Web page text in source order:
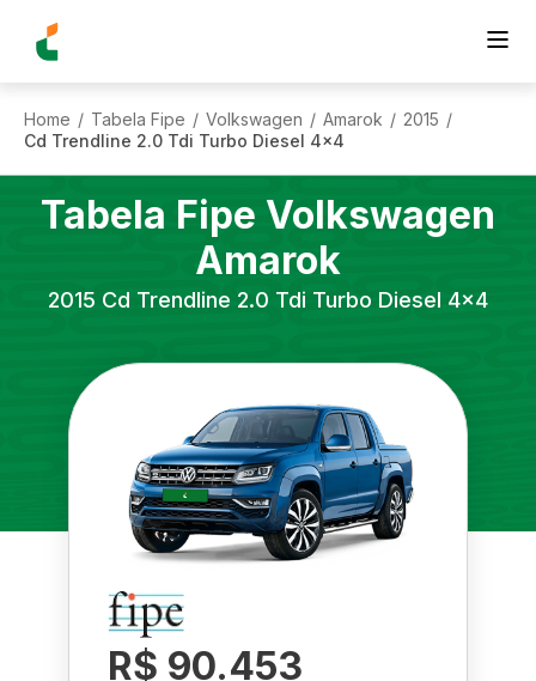
Home / Tabela Fipe / Volkswagen / Amarok / 2015 /
Cd Trendline 2.0 Tdi Turbo Diesel 4x4
Tabela Fipe Volkswagen
Amarok
2015 Cd Trendline 2.0 Tdi Turbo Diesel 4x4
R$ 90.453